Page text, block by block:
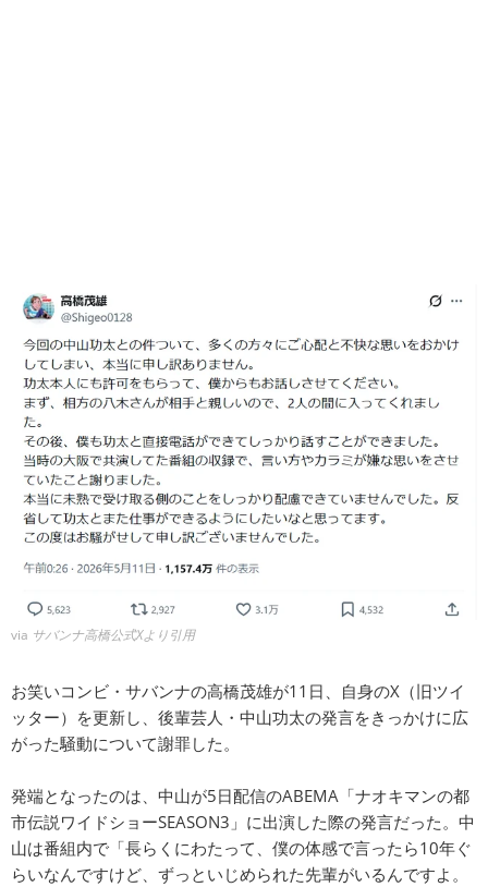
via サバンナ高橋公式Xより引用
お笑いコンビ・サバンナの高橋茂雄が11日、自身のX（旧ツイ
ッター）を更新し、後輩芸人・中山功太の発言をきっかけに広
がった騒動について謝罪した。
発端となったのは、中山が5日配信のABEMA「ナオキマンの都
市伝説ワイドショーSEASON3」に出演した際の発言だった。中
山は番組内で「長らくにわたって、僕の体感で言ったら10年ぐ
らいなんですけど、ずっといじめられた先輩がいるんですよ。